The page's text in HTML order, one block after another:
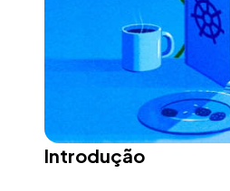
Introdução